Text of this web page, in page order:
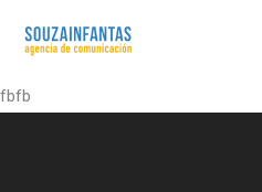
fbfb